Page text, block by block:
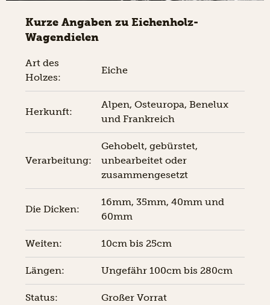
Kurze Angaben zu Eichenholz-
Wagendielen
Art des
Holzes:
Eiche
Herkunft:
Alpen, Osteuropa, Benelux
und Frankreich
Verarbeitung:
Gehobelt, gebürstet,
unbearbeitet oder
zusammengesetzt
Die Dicken:
16mm, 35mm, 40mm und
60mm
Weiten: 10cm bis 25cm
Längen: Ungefähr 100cm bis 280cm
Status: Großer Vorrat